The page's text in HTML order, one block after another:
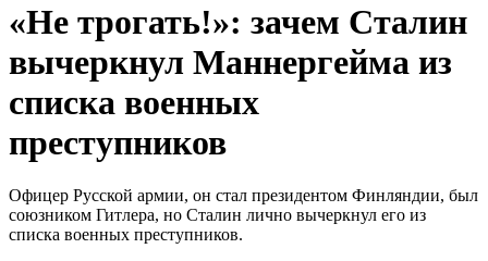
«Не трогать!»: зачем Сталин
вычеркнул Маннергейма из
списка военных
преступников
Офицер Русской армии, он стал президентом Финляндии, был
союзником Гитлера, но Сталин лично вычеркнул его из
списка военных преступников.